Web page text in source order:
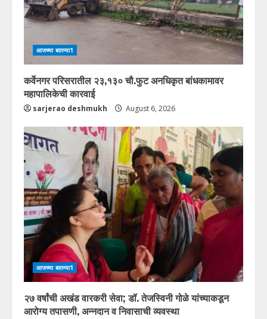
आजच्या बातम्या1
कर्वेनगर परिसरातील २३,१३० चौ.फुट अनधिकृत बांधकामावर
महापालिकेची कारवाई
sarjerao deshmukh August 6, 2026
आजच्या बातम्या1
२७ वर्षांची अखंड वारकरी सेवा; डॉ. तेजस्विनी गोळे यांच्याकडून
आरोग्य तपासणी, अन्नदान व निवासाची व्यवस्था